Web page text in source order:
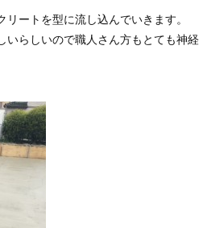
ートを型に流し込んでいきます。
いらしいので職人さん方もとても神経